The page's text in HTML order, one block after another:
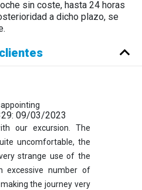
sin coste, hasta 24 horas
a dicho plazo, se
09/03/2023
our excursion. The
uncomfortable, the
strange use of the
excessive number of
the journey very